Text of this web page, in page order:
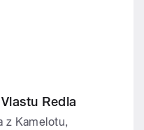
Redla
z Kamelotu,